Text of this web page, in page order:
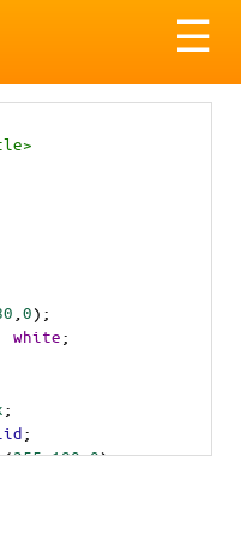
☰
>
0);
white;
;
;
(255,180,0);